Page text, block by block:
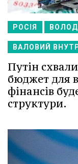
РОСІЯ
ВАЛОВИЙ
Путін
бюджет для
фінансів
структури.